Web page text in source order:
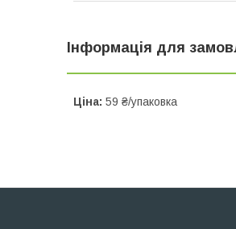
Інформація для
Ціна: 59 ₴/упаковка